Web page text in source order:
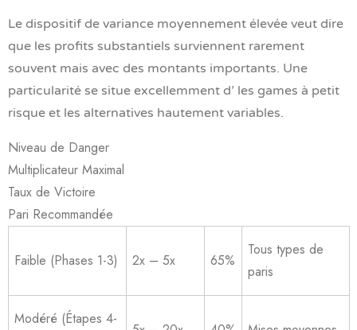
Le dispositif de variance moyennement élevée veut dire
que les profits substantiels surviennent rarement
souvent mais avec des montants importants. Une
particularité se situe excellemment d’ les games à petit
risque et les alternatives hautement variables.
Niveau de Danger
Multiplicateur Maximal
Taux de Victoire
Pari Recommandée
Faible (Phases 1-3) 2x – 5x 65%
Tous types de
paris
Modéré (Étapes 4-